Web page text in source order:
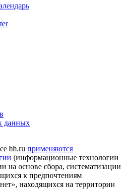
данных
hh.ru применяются
(информационные технологии
на основе сбора, систематизации
к предпочтениям
находящихся на территории